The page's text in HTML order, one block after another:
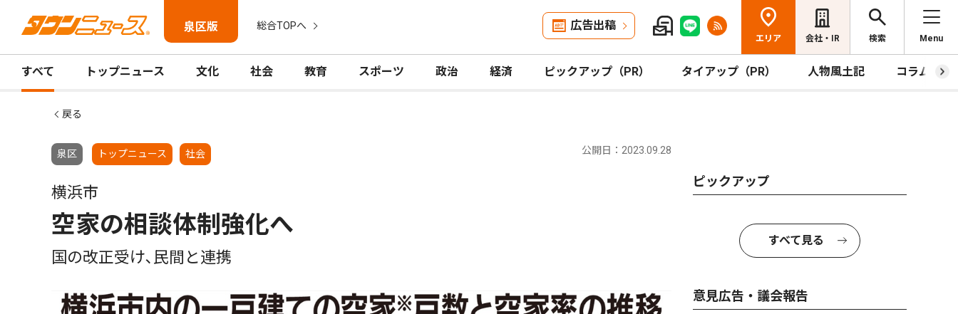
泉区版 総合TOPへ 広告出稿
エリア 会社・IR 検索 Menu
すべて トップニュース 文化 社会 教育 スポーツ 政治 経済 ピックアップ（PR） タイアップ（PR） 人物風土記 コラム
戻る
泉区 トップニュース 社会 公開日：2023.09.28
横浜市
空家の相談体制強化へ
国の改正受け､民間と連携
ピックアップ
すべて見る
意見広告・議会報告